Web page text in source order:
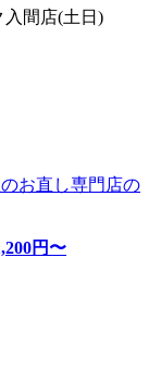
入間店(土日)
お直し専門店の
円〜